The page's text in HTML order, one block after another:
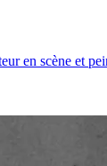
en scène et